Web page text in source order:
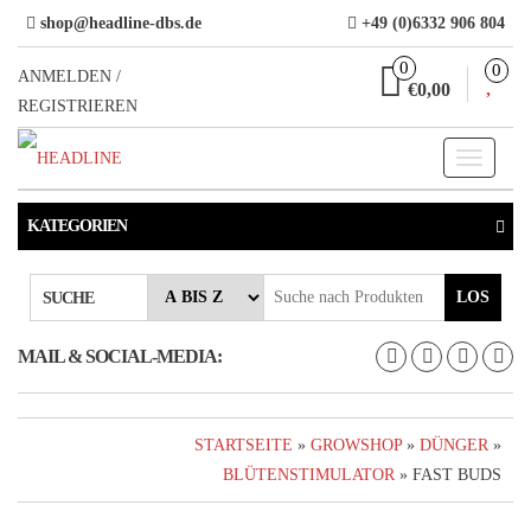
Direkt
zum
Inhalt
shop@headline-dbs.de +49 (0)6332 906 804
ANMELDEN /
REGISTRIEREN
0
€0,00
0
Toggle
KATEGORIEN
SUCHE LOS
MAIL & SOCIAL-MEDIA:
STARTSEITE » GROWSHOP» DÜNGER »
BLÜTENSTIMULATOR » FAST BUDS